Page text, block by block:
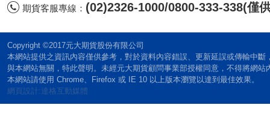
期貨客服專線： (02)2326-1000/0800-333-338(僅
Copyright ©2017元大期貨股份有限公司
本網站提供之資訊內容僅供參考，對於資料內容錯誤、更新延誤或傳輸中
與本網站無關，特此聲明。未經元大期貨顧問事業部授權同意，不得將網站
本網站請使用 Chrome、Firefox 或 IE 10 以上版本瀏覽以達到最佳效果。
網頁設計:達格互動媒體